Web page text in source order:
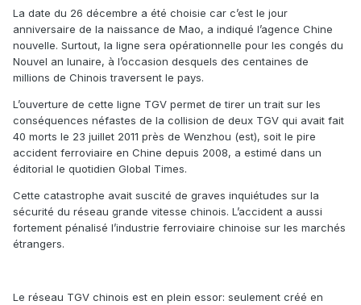
La date du 26 décembre a été choisie car c’est le jour
anniversaire de la naissance de Mao, a indiqué l’agence Chine
nouvelle. Surtout, la ligne sera opérationnelle pour les congés du
Nouvel an lunaire, à l’occasion desquels des centaines de
millions de Chinois traversent le pays.
L’ouverture de cette ligne TGV permet de tirer un trait sur les
conséquences néfastes de la collision de deux TGV qui avait fait
40 morts le 23 juillet 2011 près de Wenzhou (est), soit le pire
accident ferroviaire en Chine depuis 2008, a estimé dans un
éditorial le quotidien Global Times.
Cette catastrophe avait suscité de graves inquiétudes sur la
sécurité du réseau grande vitesse chinois. L’accident a aussi
fortement pénalisé l’industrie ferroviaire chinoise sur les marchés
étrangers.
Le réseau TGV chinois est en plein essor: seulement créé en